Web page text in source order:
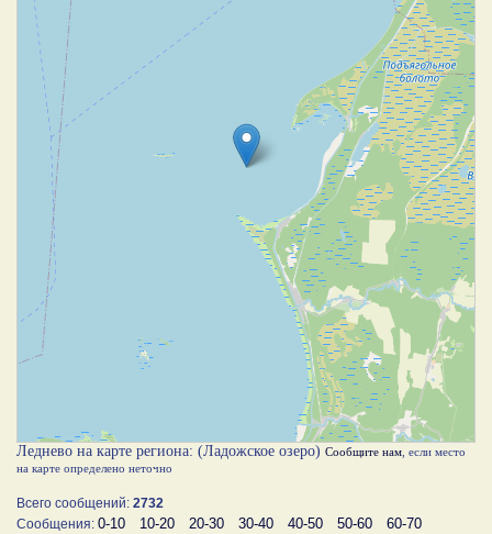
Леднево на карте региона: (Ладожское озеро) Сообщите нам , если место
на карте определено неточно
Всего сообщений: 2732
Сообщения: 0-10 10-20 20-30 30-40 40-50 50-60
60-70